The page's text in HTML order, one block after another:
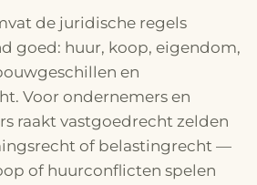
de juridische regels
goed: huur, koop, eigendom,
en
Voor ondernemers en
raakt vastgoedrecht zelden
of belastingrecht —
of huurconflicten spelen